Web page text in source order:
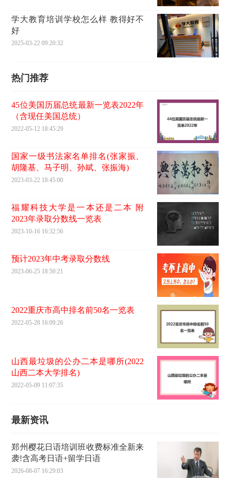
学大教育培训学校怎么样 教得好不
好
2025-03-22 09:20:32
热门推荐
45位美国历届总统最新一览表2022年
（含现任美国总统）
2022-05-12 18:45:29
国家一级书法家名单排名(张家振、
胡隆基、马子明、孙斌、张振海)
2023-03-22 18:45:00
福耀科技大学是一本还是二本 附
2023年录取分数线一览表
2023-10-16 16:32:56
预计2023年中考录取分数线
2023-06-25 18:50:21
2022重庆市高中排名前50名一览表
2022-05-28 16:09:26
山西最垃圾的公办二本是哪所(2022
山西二本大学排名)
2022-05-09 11:07:35
最新资讯
郑州樱花日语培训班收费标准全新来
袭!含高考日语+留学日语
2026-08-07 16:29:03